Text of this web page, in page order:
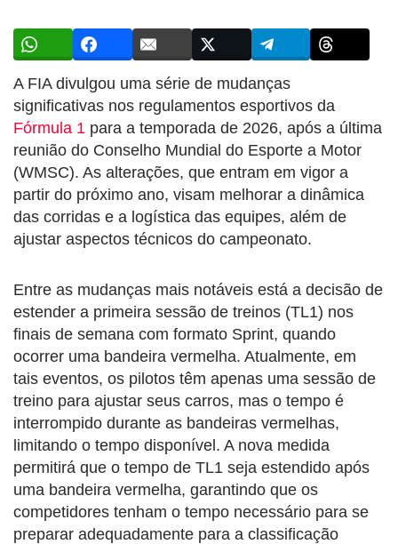
A FIA divulgou uma série de mudanças
significativas nos regulamentos esportivos da
Fórmula 1 para a temporada de 2026, após a última
reunião do Conselho Mundial do Esporte a Motor
(WMSC). As alterações, que entram em vigor a
partir do próximo ano, visam melhorar a dinâmica
das corridas e a logística das equipes, além de
ajustar aspectos técnicos do campeonato.
Entre as mudanças mais notáveis está a decisão de
estender a primeira sessão de treinos (TL1) nos
finais de semana com formato Sprint, quando
ocorrer uma bandeira vermelha. Atualmente, em
tais eventos, os pilotos têm apenas uma sessão de
treino para ajustar seus carros, mas o tempo é
interrompido durante as bandeiras vermelhas,
limitando o tempo disponível. A nova medida
permitirá que o tempo de TL1 seja estendido após
uma bandeira vermelha, garantindo que os
competidores tenham o tempo necessário para se
preparar adequadamente para a classificação